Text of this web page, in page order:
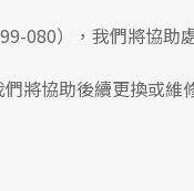
080），我們將協助
將協助後續更換或維